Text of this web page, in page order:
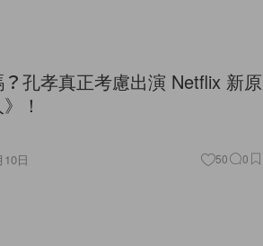
孔孝真正考慮出演 Netflix 新原
！
10日 50 0